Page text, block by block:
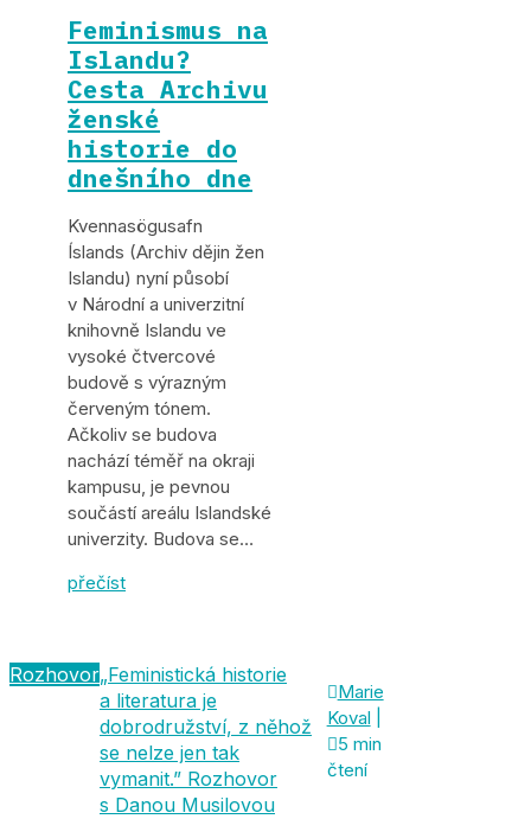
Feminismus na
Islandu?
Cesta Archivu
ženské
historie do
dnešního dne
Kvennasögusafn
Íslands (Archiv dějin žen
Islandu) nyní působí
v Národní a univerzitní
knihovně Islandu ve
vysoké čtvercové
budově s výrazným
červeným tónem.
Ačkoliv se budova
nachází téměř na okraji
kampusu, je pevnou
součástí areálu Islandské
univerzity. Budova se…
přečíst
Rozhovor„Feministická historie
a literatura je
dobrodružství, z něhož
se nelze jen tak
vymanit.” Rozhovor
s Danou Musilovou
Marie
Koval
5 min
čtení